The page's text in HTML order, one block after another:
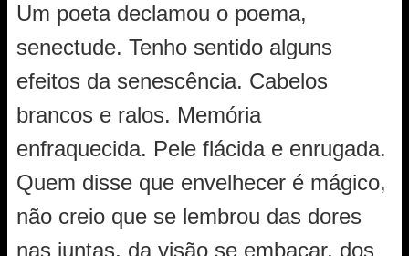
Um poeta declamou o poema,
senectude. Tenho sentido alguns
efeitos da senescência. Cabelos
brancos e ralos. Memória
enfraquecida. Pele flácida e enrugada.
Quem disse que envelhecer é mágico,
não creio que se lembrou das dores
nas juntas, da visão se embaçar, dos